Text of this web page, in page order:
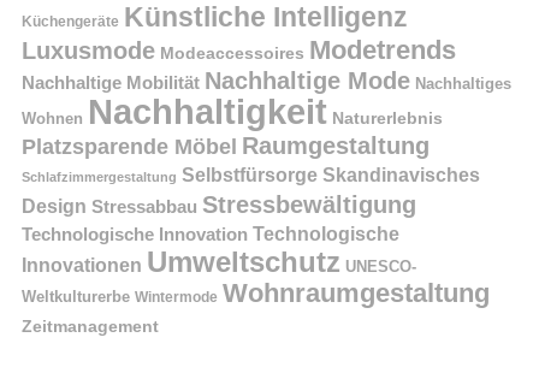
Küchengeräte Künstliche Intelligenz
Luxusmode Modeaccessoires Modetrends
Nachhaltige Mobilität Nachhaltige Mode Nachhaltiges
Wohnen Nachhaltigkeit Naturerlebnis
Platzsparende Möbel Raumgestaltung
Schlafzimmergestaltung Selbstfürsorge Skandinavisches
Design Stressabbau Stressbewältigung
Technologische Innovation Technologische
Innovationen Umweltschutz UNESCO-
Weltkulturerbe Wintermode Wohnraumgestaltung
Zeitmanagement